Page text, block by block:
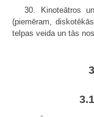
30. Kinoteātros
(piemēram,
telpas veida un tās